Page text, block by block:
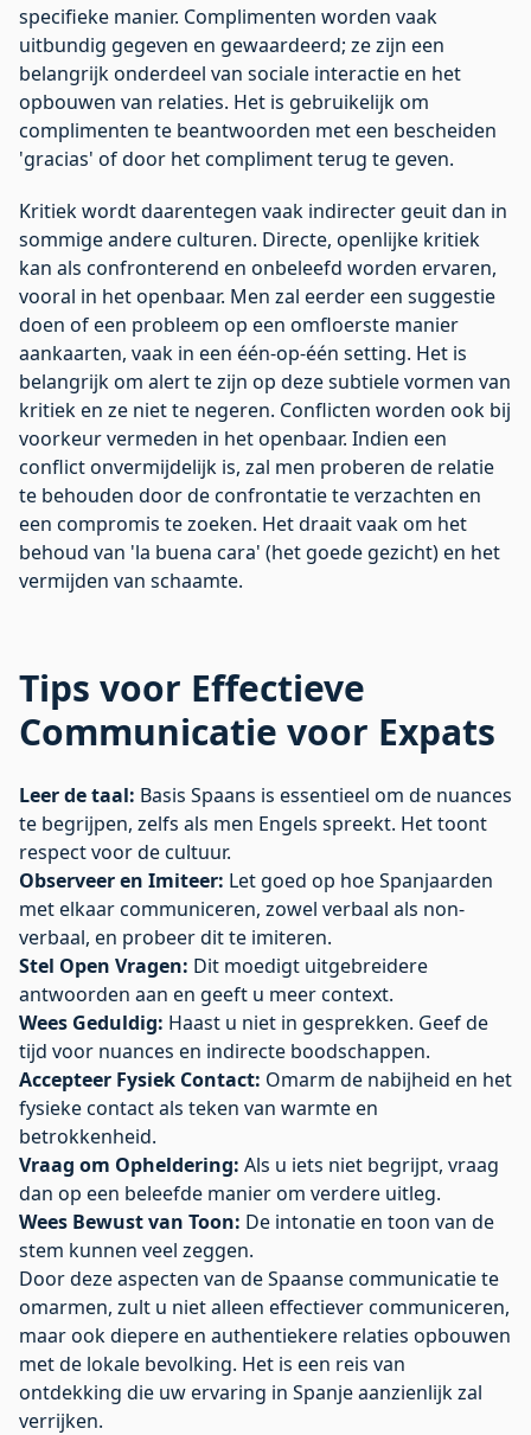
specifieke manier. Complimenten worden vaak
uitbundig gegeven en gewaardeerd; ze zijn een
belangrijk onderdeel van sociale interactie en het
opbouwen van relaties. Het is gebruikelijk om
complimenten te beantwoorden met een bescheiden
'gracias' of door het compliment terug te geven.
Kritiek wordt daarentegen vaak indirecter geuit dan in
sommige andere culturen. Directe, openlijke kritiek
kan als confronterend en onbeleefd worden ervaren,
vooral in het openbaar. Men zal eerder een suggestie
doen of een probleem op een omfloerste manier
aankaarten, vaak in een één-op-één setting. Het is
belangrijk om alert te zijn op deze subtiele vormen van
kritiek en ze niet te negeren. Conflicten worden ook bij
voorkeur vermeden in het openbaar. Indien een
conflict onvermijdelijk is, zal men proberen de relatie
te behouden door de confrontatie te verzachten en
een compromis te zoeken. Het draait vaak om het
behoud van 'la buena cara' (het goede gezicht) en het
vermijden van schaamte.
Tips voor Effectieve
Communicatie voor Expats
Leer de taal: Basis Spaans is essentieel om de nuances
te begrijpen, zelfs als men Engels spreekt. Het toont
respect voor de cultuur.
Observeer en Imiteer: Let goed op hoe Spanjaarden
met elkaar communiceren, zowel verbaal als non-
verbaal, en probeer dit te imiteren.
Stel Open Vragen: Dit moedigt uitgebreidere
antwoorden aan en geeft u meer context.
Wees Geduldig: Haast u niet in gesprekken. Geef de
tijd voor nuances en indirecte boodschappen.
Accepteer Fysiek Contact: Omarm de nabijheid en het
fysieke contact als teken van warmte en
betrokkenheid.
Vraag om Opheldering: Als u iets niet begrijpt, vraag
dan op een beleefde manier om verdere uitleg.
Wees Bewust van Toon: De intonatie en toon van de
stem kunnen veel zeggen.
Door deze aspecten van de Spaanse communicatie te
omarmen, zult u niet alleen effectiever communiceren,
maar ook diepere en authentiekere relaties opbouwen
met de lokale bevolking. Het is een reis van
ontdekking die uw ervaring in Spanje aanzienlijk zal
verrijken.